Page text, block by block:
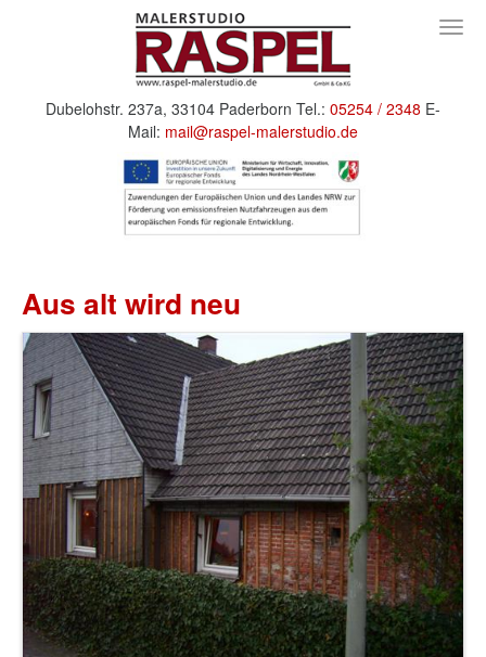
Dubelohstr. 237a, 33104 Paderborn Tel.: 05254 / 2348 E-
Mail: mail@raspel-malerstudio.de
Aus alt wird neu